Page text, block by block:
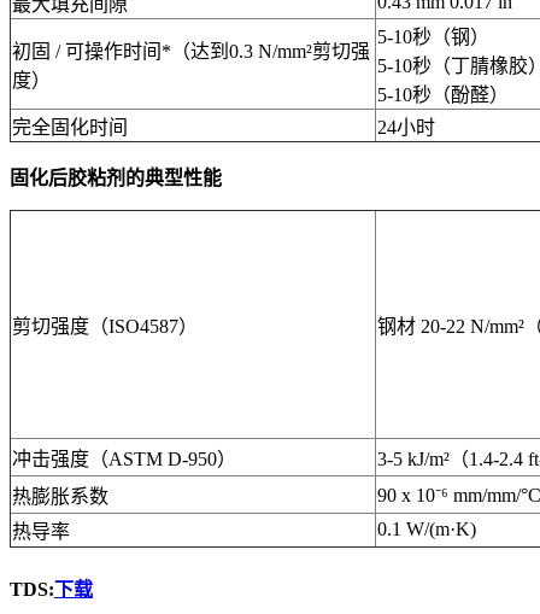
初固 / 可操作时间*（达到0.3 N/mm²剪切强
度）
5-10秒（钢）
5-10秒（丁腈橡胶
5-10秒（酚醛）
完全固化时间
24小时
固化后胶粘剂的典型性能
剪切强度（ISO4587） 钢材 20-22 N/mm²
冲击强度（ASTM D-950）
3-5 kJ/m²（1.4-2.4
热膨胀系数
90 x 10⁻⁶ mm/mm/°C
热导率
0.1 W/(m·K)
TDS:下载